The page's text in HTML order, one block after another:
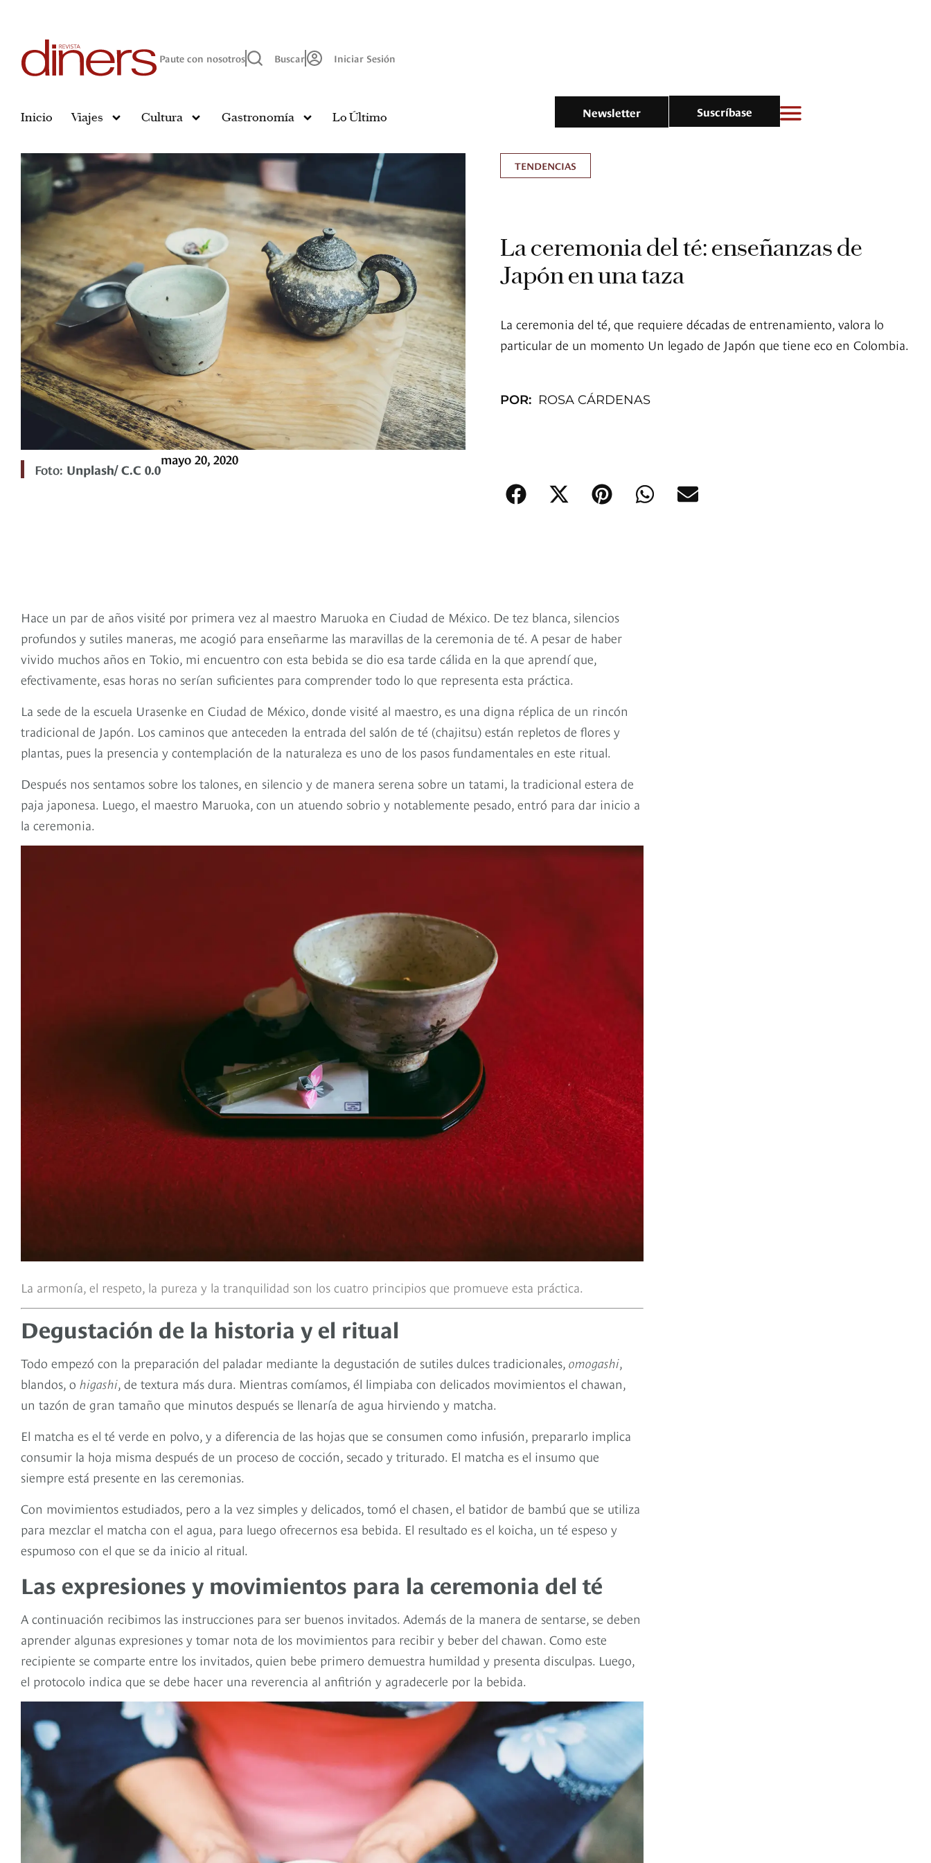
Paute con nosotros Buscar Iniciar Sesión
Inicio Viajes Cultura Gastronomía Lo Último Newsletter Suscríbase
Foto: Unplash/ C.C 0.0
mayo 20, 2020
TENDENCIAS
La ceremonia del té: enseñanzas de
Japón en una taza
La ceremonia del té, que requiere décadas de entrenamiento, valora lo
particular de un momento Un legado de Japón que tiene eco en Colombia.
POR: ROSA CÁRDENAS
Hace un par de años visité por primera vez al maestro Maruoka en Ciudad de México. De tez blanca, silencios
profundos y sutiles maneras, me acogió para enseñarme las maravillas de la ceremonia de té. A pesar de haber
vivido muchos años en Tokio, mi encuentro con esta bebida se dio esa tarde cálida en la que aprendí que,
efectivamente, esas horas no serían suficientes para comprender todo lo que representa esta práctica.
La sede de la escuela Urasenke en Ciudad de México, donde visité al maestro, es una digna réplica de un rincón
tradicional de Japón. Los caminos que anteceden la entrada del salón de té (chajitsu) están repletos de flores y
plantas, pues la presencia y contemplación de la naturaleza es uno de los pasos fundamentales en este ritual.
Después nos sentamos sobre los talones, en silencio y de manera serena sobre un tatami, la tradicional estera de
paja japonesa. Luego, el maestro Maruoka, con un atuendo sobrio y notablemente pesado, entró para dar inicio a
la ceremonia.
La armonía, el respeto, la pureza y la tranquilidad son los cuatro principios que promueve esta práctica.
Degustación de la historia y el ritual
Todo empezó con la preparación del paladar mediante la degustación de sutiles dulces tradicionales, omogashi,
blandos, o higashi, de textura más dura. Mientras comíamos, él limpiaba con delicados movimientos el chawan,
un tazón de gran tamaño que minutos después se llenaría de agua hirviendo y matcha.
El matcha es el té verde en polvo, y a diferencia de las hojas que se consumen como infusión, prepararlo implica
consumir la hoja misma después de un proceso de cocción, secado y triturado. El matcha es el insumo que
siempre está presente en las ceremonias.
Con movimientos estudiados, pero a la vez simples y delicados, tomó el chasen, el batidor de bambú que se utiliza
para mezclar el matcha con el agua, para luego ofrecernos esa bebida. El resultado es el koicha, un té espeso y
espumoso con el que se da inicio al ritual.
Las expresiones y movimientos para la ceremonia del té
A continuación recibimos las instrucciones para ser buenos invitados. Además de la manera de sentarse, se deben
aprender algunas expresiones y tomar nota de los movimientos para recibir y beber del chawan. Como este
recipiente se comparte entre los invitados, quien bebe primero demuestra humildad y presenta disculpas. Luego,
el protocolo indica que se debe hacer una reverencia al anfitrión y agradecerle por la bebida.